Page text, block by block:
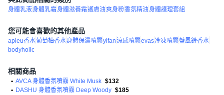
身體乳液身體乳霜身體滋養霜護膚油爽身粉香氛精油身體護理套組
您可能會喜歡的其他產品
apieu香水葡萄柚香水身體保濕噴霧yifan涼感噴霧evas冷凍噴霧藍風鈴香水
bodyholic
相關商品
• AVCA 身體香氛噴霧 White Musk $132
• DASHU 身體香氛噴霧 Deep Woody $185